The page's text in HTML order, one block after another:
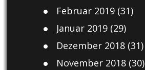
Februar 2019(31)
Januar 2019(29)
Dezember 2018(31)
November 2018(30)